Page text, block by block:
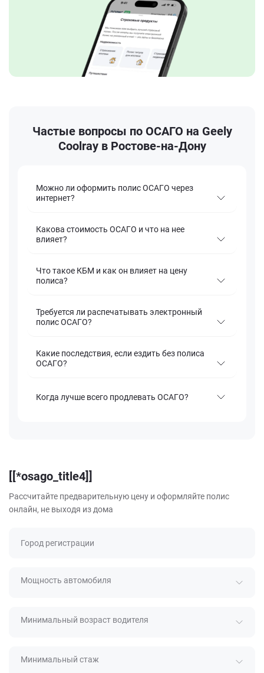
Частые вопросы по ОСАГО на Geely
Coolray в Ростове-на-Дону
Можно ли оформить полис ОСАГО через
интернет?
Какова стоимость ОСАГО и что на нее
влияет?
Что такое КБМ и как он влияет на цену
полиса?
Требуется ли распечатывать электронный
полис ОСАГО?
Какие последствия, если ездить без полиса
ОСАГО?
Когда лучше всего продлевать ОСАГО?
[[*osago_title4]]
Рассчитайте предварительную цену и оформляйте полис
онлайн, не выходя из дома
Город регистрации
Мощность автомобиля
Минимальный возраст водителя
Минимальный стаж